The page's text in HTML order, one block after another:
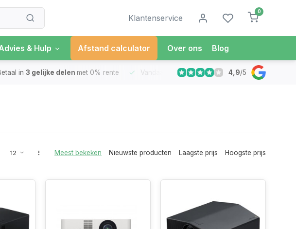
Klantenservice
0
& Hulp Afstand calculator Over ons Blog
in 3 gelijke delen met 0% rente Vandaag besteldMorgen in Huis*
4,9/5
Meest bekeken Nieuwste producten Laagste prijs Hoogste prijs